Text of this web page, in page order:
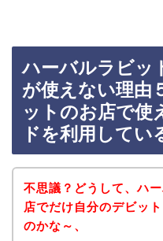
ハーバルラビッ
が使えない理由
ットのお店で使
ドを利用してい
不思議？どうして、ハ
店でだけ自分のデビッ
のかな～、